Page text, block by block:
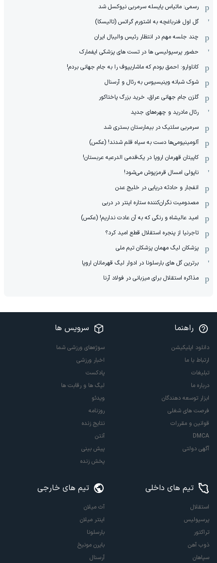
رسمی: ماتیاس یایسله سرمربی نیوکسل شد
گل اول فنرباغچه به اشتورم گراتس (تالیسکا)
چند جلسه مهم در انتظار رئیس والیبال ایران
حضور پرسپولیسی ها در تست های پزشکی ایفمارک
کاناوارو: احمق بودم که ماشاریپوف را به جام جهانی بردم!
شوک شبانه وینیسیوس به رئال و آرسنال
گلزن جام جهانی عراق، خرید بزرگ پاختاکور
رئال مادرید و چهره‌های جدید
سرمربی سلتیک در بیمارستان بستری شد
آلومینیومی‌ها دست به سیاه قلم شدند! (عکس)
کاپیتان قهرمان اروپا در یک‌قدمی الدرعیه عربستان!
ناپولی امسال قرمزپوش می‌شود!
انفجار و حادثه دریایی در خلیج عدن
مصدومیت نگران‌کننده ستاره اینتر در دربی
امید عالیشاه و رنگی که به آن عادت نداریم! (عکس)
تاجرنیا از پنجره استقلال قطع امید کرد؟
پزشکان لیگ مهمان پزشکان تیم ملی
برترین گل های بارسلونا در ادوار لیگ قهرمانان اروپا
مذاکره استقلال برای میزبانی در فولاد آرنا
راهنما
دانلود اپلیکیشن
ارتباط با ما
تبلیغات
درباره ما
ابزار توسعه دهندگان
فرصت های شغلی
قوانین و مقررات
DMCA
آگهی دولتی
سرویس ها
سوژه‌های ورزشی شما
اخبار ورزشی
پادکست
لیگ ها و رقابت ها
ویدئو
روزنامه
نتایج زنده
آنتن
پیش بینی
پخش زنده
تیم های داخلی
استقلال
پرسپولیس
تراکتور
ذوب آهن
سپاهان
تیم های خارجی
آث میلان
اینتر میلان
بارسلونا
بایرن مونیخ
آرسنال